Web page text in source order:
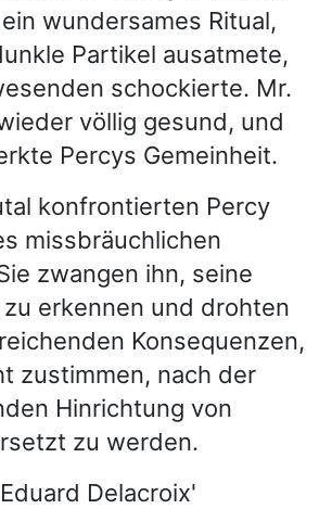
wundersames Ritual,
Partikel ausatmete,
schockierte. Mr.
völlig gesund, und
Percys Gemeinheit.
konfrontierten Percy
missbräuchlichen
zwangen ihn, seine
erkennen und drohten
Konsequenzen,
zustimmen, nach der
Hinrichtung von
zu werden.
Delacroix'